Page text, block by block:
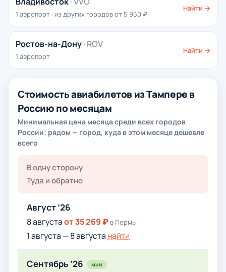
1 аэропорт · из других городов от 5 950 ₽
Найти →
Ростов-на-Дону· ROV
1 аэропорт
Найти →
Стоимость авиабилетов из Тампере в
Россию по месяцам
Минимальная цена месяца среди всех городов
России; рядом — город, куда в этом месяце дешевле
всего
В одну сторону
Туда и обратно
Август ’26
8 августаот 35 269 ₽ в Пермь
1 августа — 8 августа найти
Сентябрь ’26 мин